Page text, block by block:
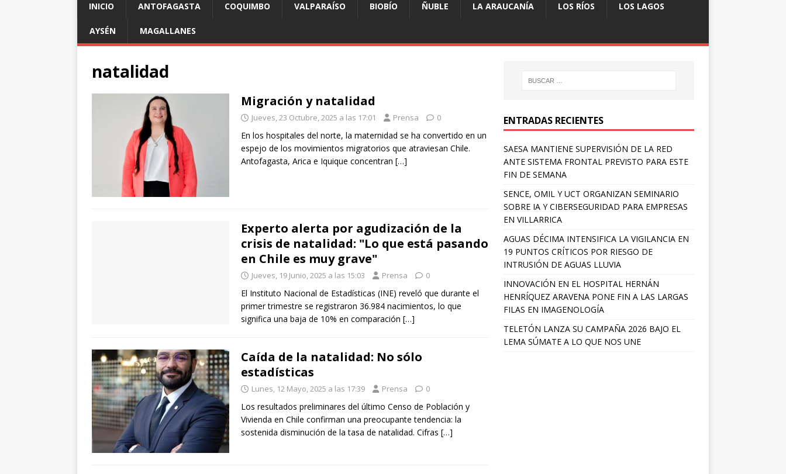
INICIO ANTOFAGASTA COQUIMBO VALPARAÍSO BIOBÍO ÑUBLE LA ARAUCANÍA LOS RÍOS LOS LAGOS
AYSÉN MAGALLANES
natalidad
Migración y natalidad
Jueves, 23 Octubre, 2025 a las 17:01 Prensa 0
En los hospitales del norte, la maternidad se ha convertido en un
espejo de los movimientos migratorios que atraviesan Chile.
Antofagasta, Arica e Iquique concentran […]
Experto alerta por agudización de la
crisis de natalidad: "Lo que está pasando
en Chile es muy grave"
Jueves, 19 Junio, 2025 a las 15:03 Prensa 0
El Instituto Nacional de Estadísticas (INE) reveló que durante el
primer trimestre se registraron 36.984 nacimientos, lo que
significa una baja de 10% en comparación […]
Caída de la natalidad: No sólo
estadísticas
Lunes, 12 Mayo, 2025 a las 17:39 Prensa 0
Los resultados preliminares del último Censo de Población y
Vivienda en Chile confirman una preocupante tendencia: la
sostenida disminución de la tasa de natalidad. Cifras […]
ENTRADAS RECIENTES
SAESA MANTIENE SUPERVISIÓN DE LA RED
ANTE SISTEMA FRONTAL PREVISTO PARA ESTE
FIN DE SEMANA
SENCE, OMIL Y UCT ORGANIZAN SEMINARIO
SOBRE IA Y CIBERSEGURIDAD PARA EMPRESAS
EN VILLARRICA
AGUAS DÉCIMA INTENSIFICA LA VIGILANCIA EN
19 PUNTOS CRÍTICOS POR RIESGO DE
INTRUSIÓN DE AGUAS LLUVIA
INNOVACIÓN EN EL HOSPITAL HERNÁN
HENRÍQUEZ ARAVENA PONE FIN A LAS LARGAS
FILAS EN IMAGENOLOGÍA
TELETÓN LANZA SU CAMPAÑA 2026 BAJO EL
LEMA SÚMATE A LO QUE NOS UNE